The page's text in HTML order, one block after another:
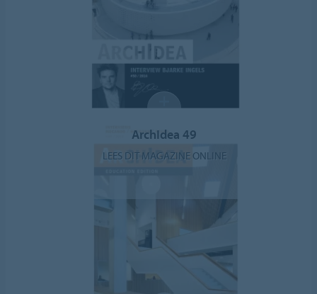
ArchIdea 49
LEES DIT MAGAZINE ONLINE